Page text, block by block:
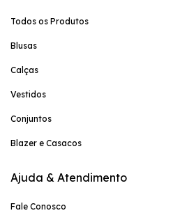
Todos os Produtos
Blusas
Calças
Vestidos
Conjuntos
Blazer e Casacos
Ajuda & Atendimento
Fale Conosco